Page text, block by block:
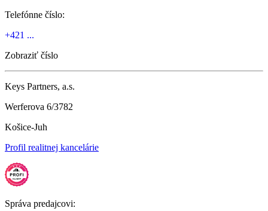
Telefónne číslo:
+421 ...
Zobraziť číslo
Keys Partners, a.s.
Werferova 6/3782
Košice-Juh
Profil realitnej kancelárie
Správa predajcovi: